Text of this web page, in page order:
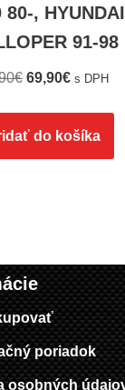
80-, HYUNDAI
91-98
€ 69,90€ s DPH
do košíka
poriadok
osobných